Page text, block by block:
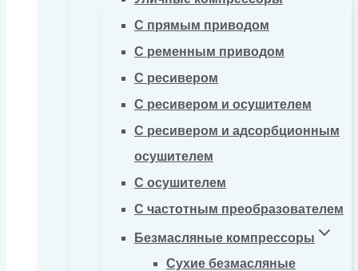
С прямым приводом
С ременным приводом
С ресивером
С ресивером и осушителем
С ресивером и адсорбционным
осушителем
С осушителем
С частотным преобразователем
Безмасляные компрессоры
Сухие безмасляные